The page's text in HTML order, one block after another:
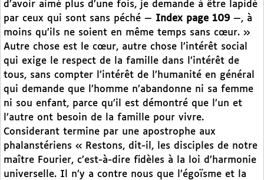
d’avoir aimé plus d’une fois, je demande à être lapidé
par ceux qui sont sans péché — Index page 109 —, à
moins qu’ils ne soient en même temps sans cœur. »
Autre chose est le cœur, autre chose l’intérêt social
qui exige le respect de la famille dans l’intérêt de
tous, sans compter l’intérêt de l’humanité en général
qui demande que l’homme n’abandonne ni sa femme
ni sou enfant, parce qu’il est démontré que l’un et
l’autre ont besoin de la famille pour vivre.
Considerant termine par une apostrophe aux
phalanstériens « Restons, dit-il, les disciples de notre
maître Fourier, c’est-à-dire fidèles à la loi d’harmonie
universelle. Il n’y a contre nous que l’égoïsme et la